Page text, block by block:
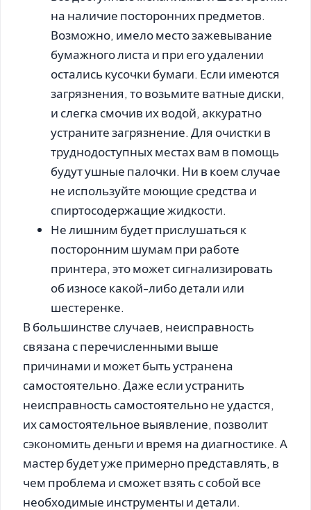
на наличие посторонних предметов.
Возможно, имело место зажевывание
бумажного листа и при его удалении
остались кусочки бумаги. Если имеются
загрязнения, то возьмите ватные диски,
и слегка смочив их водой, аккуратно
устраните загрязнение. Для очистки в
труднодоступных местах вам в помощь
будут ушные палочки. Ни в коем случае
не используйте моющие средства и
спиртосодержащие жидкости.
Не лишним будет прислушаться к
посторонним шумам при работе
принтера, это может сигнализировать
об износе какой-либо детали или
шестеренке.
В большинстве случаев, неисправность
связана с перечисленными выше
причинами и может быть устранена
самостоятельно. Даже если устранить
неисправность самостоятельно не удастся,
их самостоятельное выявление, позволит
сэкономить деньги и время на диагностике. А
мастер будет уже примерно представлять, в
чем проблема и сможет взять с собой все
необходимые инструменты и детали.